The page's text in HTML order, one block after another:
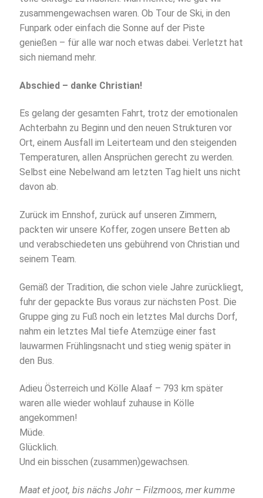
zusammengewachsen waren. Ob Tour de Ski, in den
Funpark oder einfach die Sonne auf der Piste
genießen – für alle war noch etwas dabei. Verletzt hat
sich niemand mehr.
Abschied – danke Christian!
Es gelang der gesamten Fahrt, trotz der emotionalen
Achterbahn zu Beginn und den neuen Strukturen vor
Ort, einem Ausfall im Leiterteam und den steigenden
Temperaturen, allen Ansprüchen gerecht zu werden.
Selbst eine Nebelwand am letzten Tag hielt uns nicht
davon ab.
Zurück im Ennshof, zurück auf unseren Zimmern,
packten wir unsere Koffer, zogen unsere Betten ab
und verabschiedeten uns gebührend von Christian und
seinem Team.
Gemäß der Tradition, die schon viele Jahre zurückliegt,
fuhr der gepackte Bus voraus zur nächsten Post. Die
Gruppe ging zu Fuß noch ein letztes Mal durchs Dorf,
nahm ein letztes Mal tiefe Atemzüge einer fast
lauwarmen Frühlingsnacht und stieg wenig später in
den Bus.
Adieu Österreich und Kölle Alaaf – 793 km später
waren alle wieder wohlauf zuhause in Kölle
angekommen!
Müde.
Glücklich.
Und ein bisschen (zusammen)gewachsen.
Maat et joot, bis nächs Johr – Filzmoos, mer kumme